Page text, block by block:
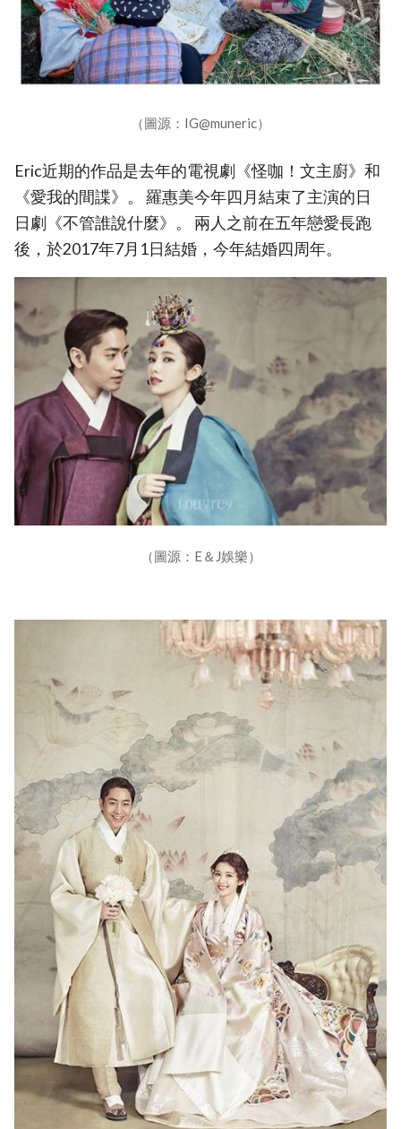
（圖源：IG@muneric）
Eric近期的作品是去年的電視劇《怪咖！文主廚》和
《愛我的間諜》。 羅惠美今年四月結束了主演的日
日劇《不管誰說什麼》。 兩人之前在五年戀愛長跑
後，於2017年7月1日結婚，今年結婚四周年。
（圖源：E＆J娛樂）